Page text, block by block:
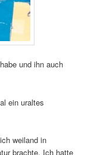
und ihn auch
ein uraltes
weiland in
brachte. Ich hatte